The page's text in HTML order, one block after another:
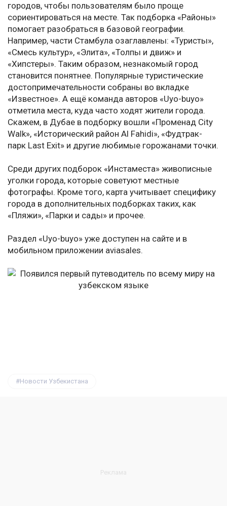
городов, чтобы пользователям было проще
сориентироваться на месте. Так подборка «Районы»
помогает разобраться в базовой географии.
Например, части Стамбула озаглавлены: «Туристы»,
«Смесь культур», «Элита», «Толпы и движ» и
«Хипстеры». Таким образом, незнакомый город
становится понятнее. Популярные туристические
достопримечательности собраны во вкладке
«Известное». А ещё команда авторов «Uyo-buyo»
отметила места, куда часто ходят жители города.
Скажем, в Дубае в подборку вошли «Променад City
Walk», «Исторический район Al Fahidi», «Фудтрак-
парк Last Exit» и другие любимые горожанами точки.
Среди других подборок «Инстаместа» живописные
уголки города, которые советуют местные
фотографы. Кроме того, карта учитывает специфику
города в дополнительных подборках таких, как
«Пляжи», «Парки и сады» и прочее.
Раздел «Uyo-buyo» уже доступен на сайте и в
мобильном приложении aviasales.
Новости Узбекистана